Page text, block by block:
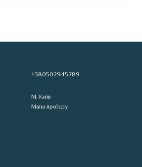
+380502945789
М. Київ
Мапа проїзду